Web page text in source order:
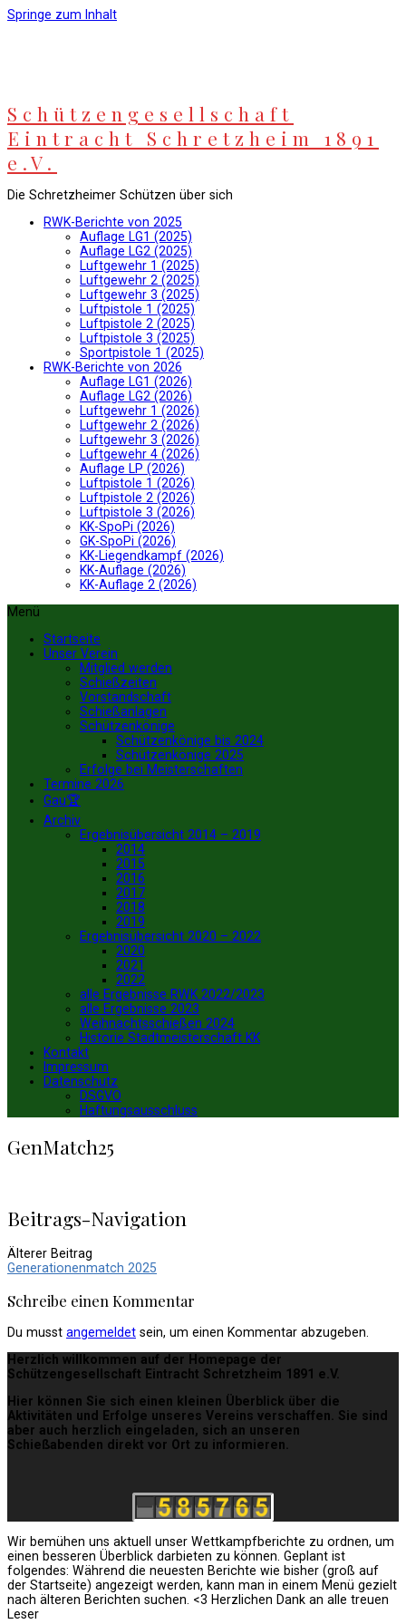
Springe zum Inhalt
Schützengesellschaft
Eintracht Schretzheim 1891
e.V.
Die Schretzheimer Schützen über sich
RWK-Berichte von 2025
Auflage LG1 (2025)
Auflage LG2 (2025)
Luftgewehr 1 (2025)
Luftgewehr 2 (2025)
Luftgewehr 3 (2025)
Luftpistole 1 (2025)
Luftpistole 2 (2025)
Luftpistole 3 (2025)
Sportpistole 1 (2025)
RWK-Berichte von 2026
Auflage LG1 (2026)
Auflage LG2 (2026)
Luftgewehr 1 (2026)
Luftgewehr 2 (2026)
Luftgewehr 3 (2026)
Luftgewehr 4 (2026)
Auflage LP (2026)
Luftpistole 1 (2026)
Luftpistole 2 (2026)
Luftpistole 3 (2026)
KK-SpoPi (2026)
GK-SpoPi (2026)
KK-Liegendkampf (2026)
KK-Auflage (2026)
KK-Auflage 2 (2026)
Menü
Startseite
Unser Verein
Mitglied werden
Schießzeiten
Vorstandschaft
Schießanlagen
Schützenkönige
Schützenkönige bis 2024
Schützenkönige 2025
Erfolge bei Meisterschaften
Termine 2026
Gau🏆
Archiv
Ergebnisübersicht 2014 – 2019
2014
2015
2016
2017
2018
2019
Ergebnisübersicht 2020 – 2022
2020
2021
2022
alle Ergebnisse RWK 2022/2023
alle Ergebnisse 2023
Weihnachtsschießen 2024
Historie Stadtmeisterschaft KK
Kontakt
Impressum
Datenschutz
DSGVO
Haftungsausschluss
GenMatch25
Beitrags-Navigation
Älterer Beitrag
Generationenmatch 2025
Schreibe einen Kommentar
Du musst angemeldet sein, um einen Kommentar abzugeben.
Herzlich willkommen auf der Homepage der
Schützengesellschaft Eintracht Schretzheim 1891 e.V.
Hier können Sie sich einen kleinen Überblick über die
Aktivitäten und Erfolge unseres Vereins verschaffen. Sie sind
aber auch herzlich eingeladen, sich an unseren
Schießabenden direkt vor Ort zu informieren.
Wir bemühen uns aktuell unser Wettkampfberichte zu ordnen, um
einen besseren Überblick darbieten zu können. Geplant ist
folgendes: Während die neuesten Berichte wie bisher (groß auf
der Startseite) angezeigt werden, kann man in einem Menü gezielt
nach älteren Berichten suchen. <3 Herzlichen Dank an alle treuen
Leser